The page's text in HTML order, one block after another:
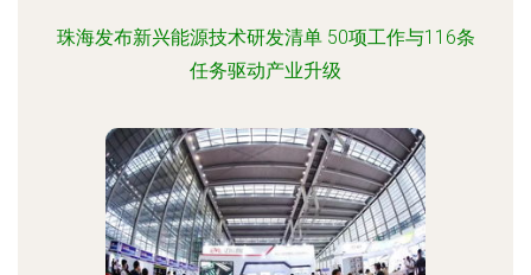
珠海发布新兴能源技术研发清单 50项工作与116条
任务驱动产业升级